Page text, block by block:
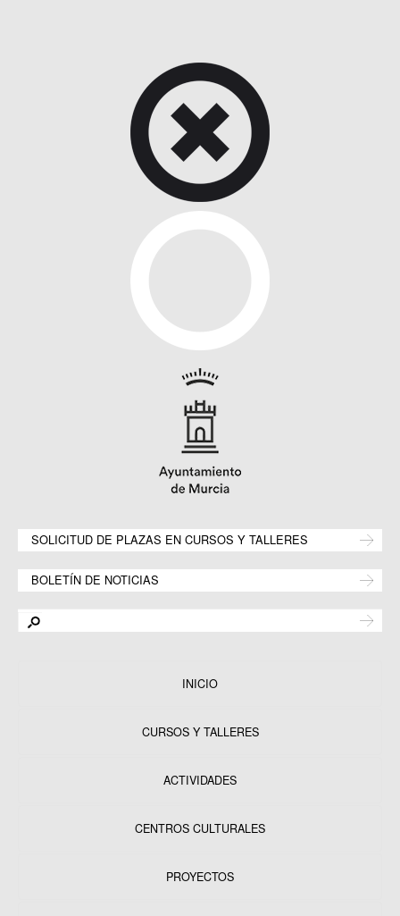
SOLICITUD DE PLAZAS EN CURSOS Y TALLERES
BOLETÍN DE NOTICIAS
INICIO
CURSOS Y TALLERES
ACTIVIDADES
CENTROS CULTURALES
PROYECTOS